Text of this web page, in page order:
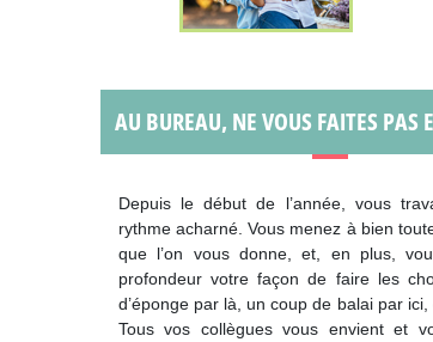
AU BUREAU, NE VOUS FAITES PAS
Depuis le début de l’année, vous
rythme acharné. Vous menez à bien
que l’on vous donne, et, en plus,
profondeur votre façon de faire les
d’éponge par là, un coup de balai par
Tous vos collègues vous envient et